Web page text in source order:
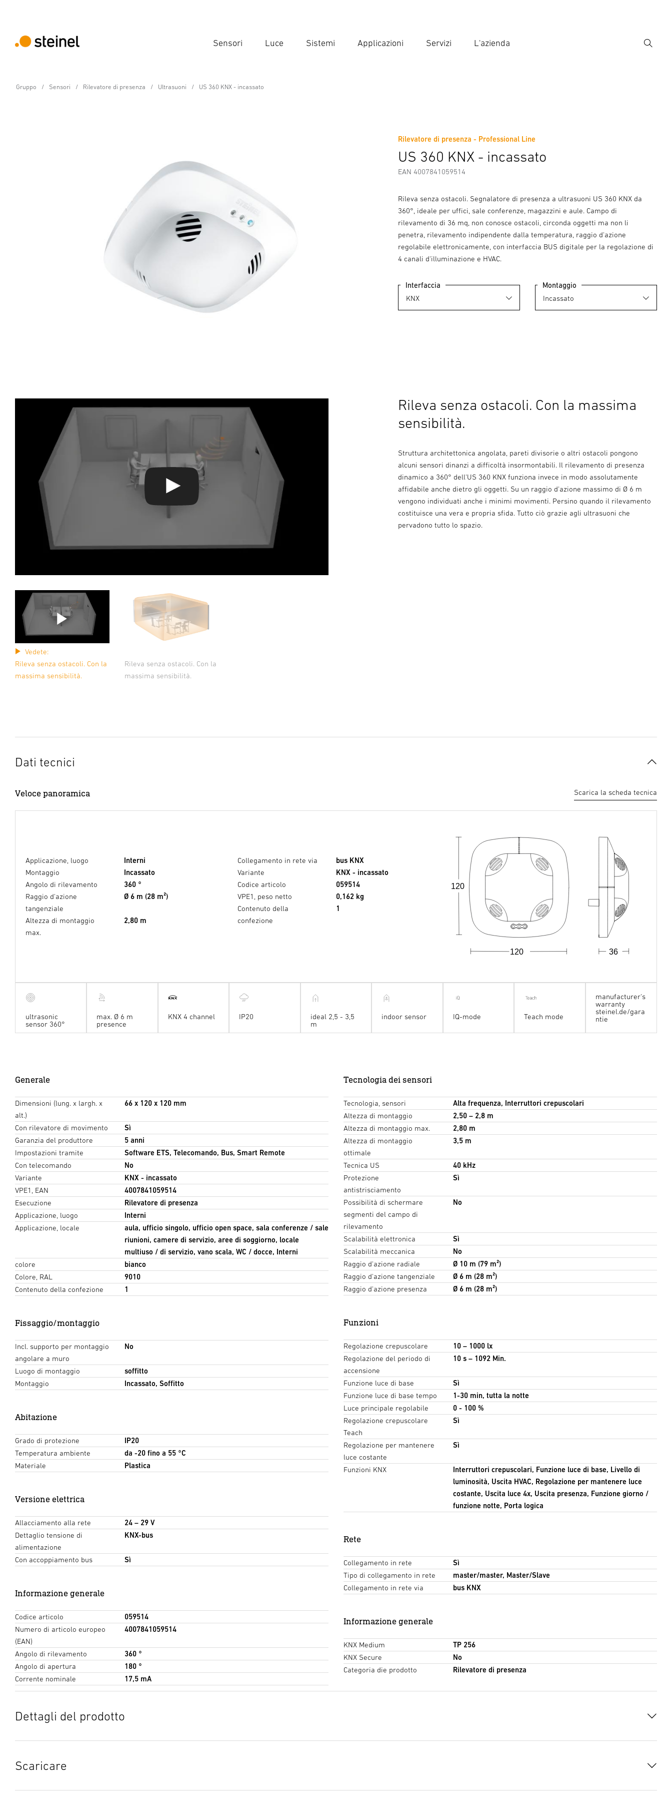
Sensori Luce Sistemi Applicazioni Servizi L'azienda
Ricerca
Gruppo Sensori Rilevatore di presenza Ultrasuoni US 360 KNX - incassato
Rilevatore di presenza - Professional Line
US 360 KNX - incassato
EAN 4007841059514
Rileva senza ostacoli. Segnalatore di presenza a ultrasuoni US 360 KNX da
360°, ideale per uffici, sale conferenze, magazzini e aule. Campo di
rilevamento di 36 mq, non conosce ostacoli, circonda oggetti ma non li
penetra, rilevamento indipendente dalla temperatura, raggio d'azione
regolabile elettronicamente, con interfaccia BUS digitale per la regolazione di
4 canali d'illuminazione e HVAC.
Interfaccia Montaggio
Informazioni sul produttore Accessori
Vedete:
Rileva senza ostacoli. Con la
massima sensibilità.
Rileva senza ostacoli. Con la
massima sensibilità.
Rileva senza ostacoli. Con la massima
sensibilità.
Struttura architettonica angolata, pareti divisorie o altri ostacoli pongono
alcuni sensori dinanzi a difficoltà insormontabili. Il rilevamento di presenza
dinamico a 360° dell'US 360 KNX funziona invece in modo assolutamente
affidabile anche dietro gli oggetti. Su un raggio d'azione massimo di Ø 6 m
vengono individuati anche i minimi movimenti. Persino quando il rilevamento
costituisce una vera e propria sfida. Tutto ciò grazie agli ultrasuoni che
pervadono tutto lo spazio.
Dati tecnici
Veloce panoramica Scarica la scheda tecnica
Applicazione, luogo
Interni
Montaggio
Incassato
Angolo di rilevamento
360 °
Raggio d'azione
tangenziale
Ø 6 m (28 m²)
Altezza di montaggio
max.
2,80 m
Collegamento in rete via
bus KNX
Variante
KNX - incassato
Codice articolo
059514
VPE1, peso netto
0,162 kg
Contenuto della
confezione
1
36
120
120
ultrasonic
sensor 360°
max. Ø 6 m
presence
KNX 4 channel IP20
ideal 2,5 - 3,5
m
indoor sensor IQ-mode Teach mode
manufacturer's
warranty
steinel.de/gara
ntie
Generale
Dimensioni (lung. x largh. x
alt.)
66 x 120 x 120 mm
Con rilevatore di movimento
Sì
Garanzia del produttore
5 anni
Impostazioni tramite
Software ETS, Telecomando, Bus, Smart Remote
Con telecomando
No
Variante
KNX - incassato
VPE1, EAN
4007841059514
Esecuzione
Rilevatore di presenza
Applicazione, luogo
Interni
Applicazione, locale
aula, ufficio singolo, ufficio open space, sala conferenze / sale
riunioni, camere di servizio, aree di soggiorno, locale
multiuso / di servizio, vano scala, WC / docce, Interni
colore
bianco
Colore, RAL
9010
Contenuto della confezione
1
Fissaggio/montaggio
Incl. supporto per montaggio
angolare a muro
No
Luogo di montaggio
soffitto
Montaggio
Incassato, Soffitto
Abitazione
Grado di protezione
IP20
Temperatura ambiente
da -20 fino a 55 °C
Materiale
Plastica
Versione elettrica
Allacciamento alla rete
24 – 29 V
Dettaglio tensione di
alimentazione
KNX-bus
Con accoppiamento bus Sì
Informazione generale
Codice articolo
059514
Numero di articolo europeo
(EAN)
4007841059514
Angolo di rilevamento
360 °
Angolo di apertura
180 °
Corrente nominale
17,5 mA
Tecnologia dei sensori
Tecnologia, sensori
Alta frequenza, Interruttori crepuscolari
Altezza di montaggio
2,50 – 2,8 m
Altezza di montaggio max.
2,80 m
Altezza di montaggio
ottimale
3,5 m
Tecnica US
40 kHz
Protezione
antistrisciamento
Sì
Possibilità di schermare
segmenti del campo di
rilevamento
No
Scalabilità elettronica
Sì
Scalabilità meccanica
No
Raggio d'azione radiale
Ø 10 m (79 m²)
Raggio d'azione tangenziale
Ø 6 m (28 m²)
Raggio d'azione presenza
Ø 6 m (28 m²)
Funzioni
Regolazione crepuscolare
10 – 1000 lx
Regolazione del periodo di
accensione
10 s – 1092 Min.
Funzione luce di base
Sì
Funzione luce di base tempo
1-30 min, tutta la notte
Luce principale regolabile
0 - 100 %
Regolazione crepuscolare
Teach
Sì
Regolazione per mantenere
luce costante
Sì
Funzioni KNX
Interruttori crepuscolari, Funzione luce di base, Livello di
luminosità, Uscita HVAC, Regolazione per mantenere luce
costante, Uscita luce 4x, Uscita presenza, Funzione giorno /
funzione notte, Porta logica
Rete
Collegamento in rete
Sì
Tipo di collegamento in rete
master/master, Master/Slave
Collegamento in rete via
bus KNX
Informazione generale
KNX Medium
TP 256
KNX Secure
No
Categoria die prodotto
Rilevatore di presenza
Dettagli del prodotto
Scaricare